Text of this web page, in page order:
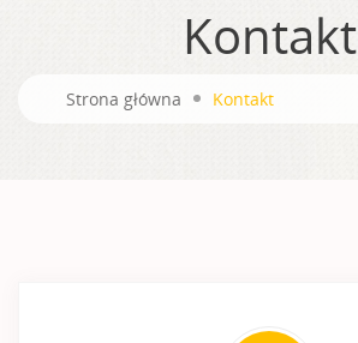
Kontakt
Strona główna Kontakt